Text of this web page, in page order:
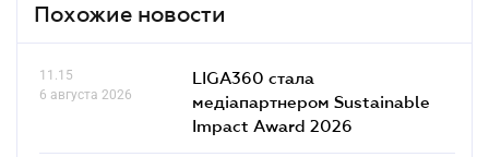
Похожие новости
11.15
6 августа 2026
LIGA360 стала
медіапартнером Sustainable
Impact Award 2026